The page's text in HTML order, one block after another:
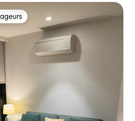
les plus appréciés